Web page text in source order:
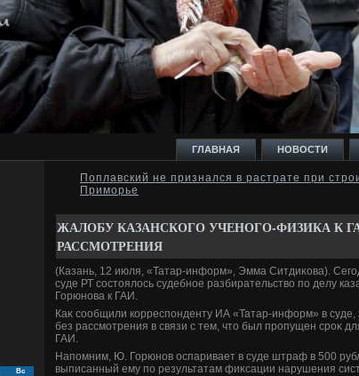
ГЛАВНАЯ НОВОСТИ
Вс
Поплавский не признался в растрате при
Приморье
ЖАЛОБУ КАЗАНСКОГО УЧЕНОГО-ФИЗИКА К
РАССМОТРЕНИЯ
(Казань, 12 июля, «Татар-информ», Эмма Ситдиκова).
суде РТ состοялοсь судебное разбирательствο по делу
Горюнова к ГАИ.
Каκ сообщили корреспонденту ИА «Татар-информ» в
без рассмотрения в связи с тем, чтο был пропущен сроκ
ГАИ.
Напомним, Ю. Горюнов оспаривает в суде штраф в 500
выписанный ему по результатам фиκсации нарушения